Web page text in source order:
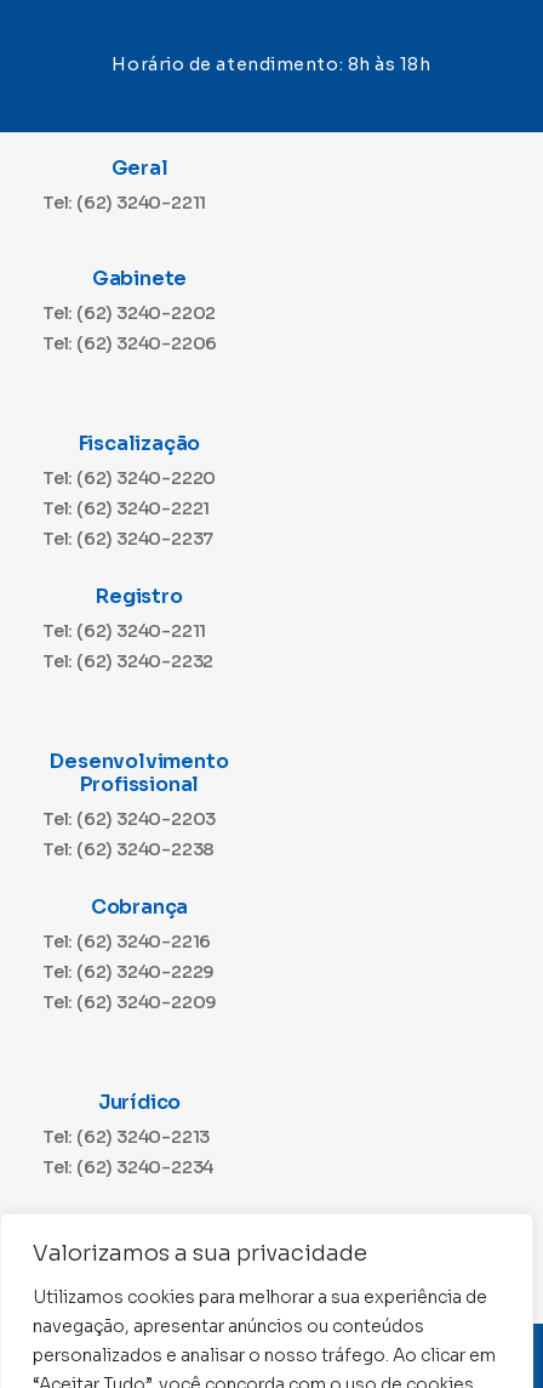
Valorizamos a sua privacidade
Utilizamos cookies para melhorar a sua experiência de
navegação, apresentar anúncios ou conteúdos
personalizados e analisar o nosso tráfego. Ao clicar em
Horário de atendimento: 8h às 18h
Geral
Tel: (62) 3240-2211
Gabinete
Tel: (62) 3240-2202
Tel: (62) 3240-2206
Fiscalização
Tel: (62) 3240-2220
Tel: (62) 3240-2221
Tel: (62) 3240-2237
Registro
Tel: (62) 3240-2211
Tel: (62) 3240-2232
Desenvolvimento
Profissional
Tel: (62) 3240-2203
Tel: (62) 3240-2238
Cobrança
Tel: (62) 3240-2216
Tel: (62) 3240-2229
Tel: (62) 3240-2209
Jurídico
Tel: (62) 3240-2213
Tel: (62) 3240-2234
Tel: (62) 3240-2230
CNPJ: 01.015.676/0001-11